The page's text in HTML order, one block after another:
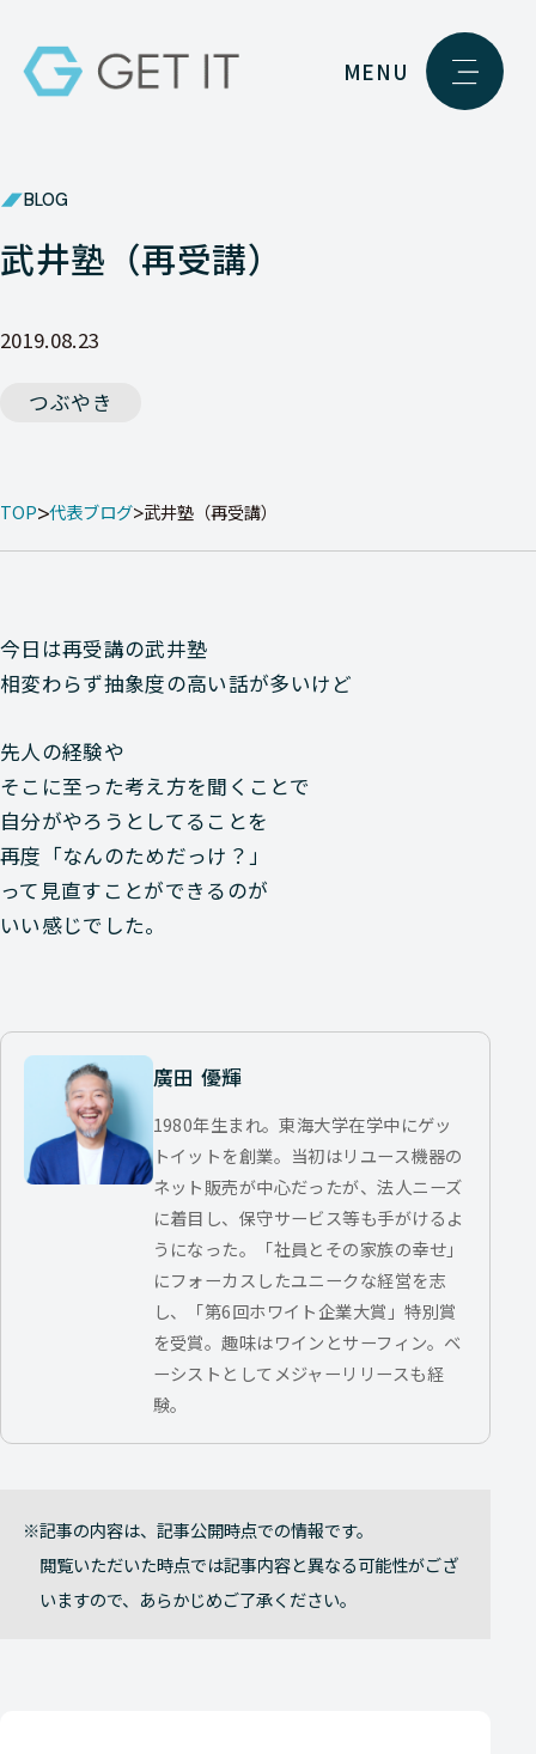
MENU
BLOG
武井塾（再受講）
2019.08.23
つぶやき
TOP 代表ブログ 武井塾（再受講）
今日は再受講の武井塾
相変わらず抽象度の高い話が多いけど
先人の経験や
そこに至った考え方を聞くことで
自分がやろうとしてることを
再度「なんのためだっけ？」
って見直すことができるのが
いい感じでした。
廣田 優輝
1980年生まれ。東海大学在学中にゲッ
トイットを創業。当初はリユース機器の
ネット販売が中心だったが、法人ニーズ
に着目し、保守サービス等も手がけるよ
うになった。「社員とその家族の幸せ」
にフォーカスしたユニークな経営を志
し、「第6回ホワイト企業大賞」特別賞
を受賞。趣味はワインとサーフィン。ベ
ーシストとしてメジャーリリースも経
験。
記事の内容は、記事公開時点での情報です。
閲覧いただいた時点では記事内容と異なる可能性がござ
いますので、あらかじめご了承ください。